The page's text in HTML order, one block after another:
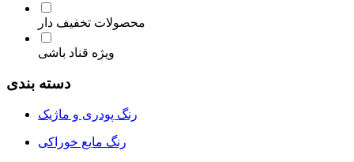
محصولات تخفیف دار
ویژه قناد باشی
دسته بندی
رنگ پودری و ماژیک
رنگ مایع خوراکی